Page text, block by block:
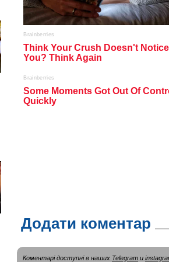
Додати коментар
Коментарі доступні в наших Telegram и